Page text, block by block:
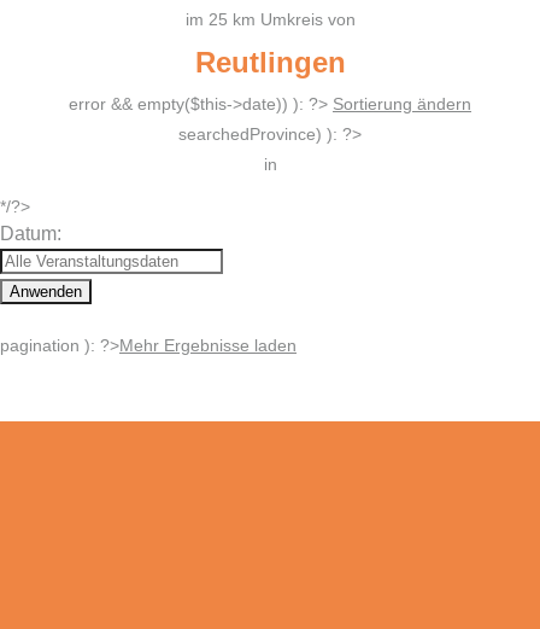
im 25 km Umkreis von
Reutlingen
error && empty($this->date)) ): ?> Sortierung ändern
searchedProvince) ): ?>
in
*/?>
Datum:
Anwenden
pagination ): ?>Mehr Ergebnisse laden